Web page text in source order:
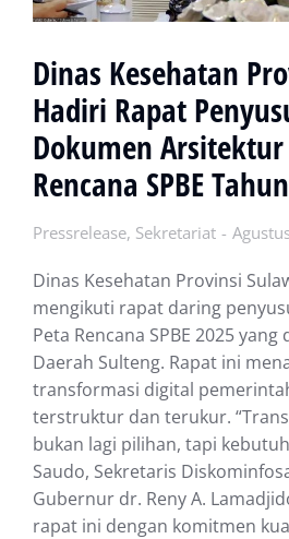
Dinas Kesehatan
Hadiri Rapat
Dokumen
Rencana SPBE
Pressrelease, Sekretariat
Dinas Kesehatan Provinsi
mengikuti rapat daring
Peta Rencana SPBE 2025
Daerah Sulteng. Rapat ini
transformasi digital
terstruktur dan terukur.
bukan lagi pilihan, tapi
Saudo, Sekretaris
Gubernur dr. Reny A.
rapat ini dengan komitmen